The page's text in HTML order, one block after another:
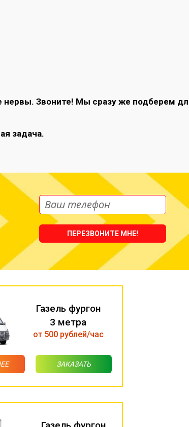
нервы. Звоните! Мы сразу же подберем
задача.
ПЕРЕЗВОНИТЕ МНЕ!
Газель фургон
3 метра
от 500 рублей/час
ЗАКАЗАТЬ